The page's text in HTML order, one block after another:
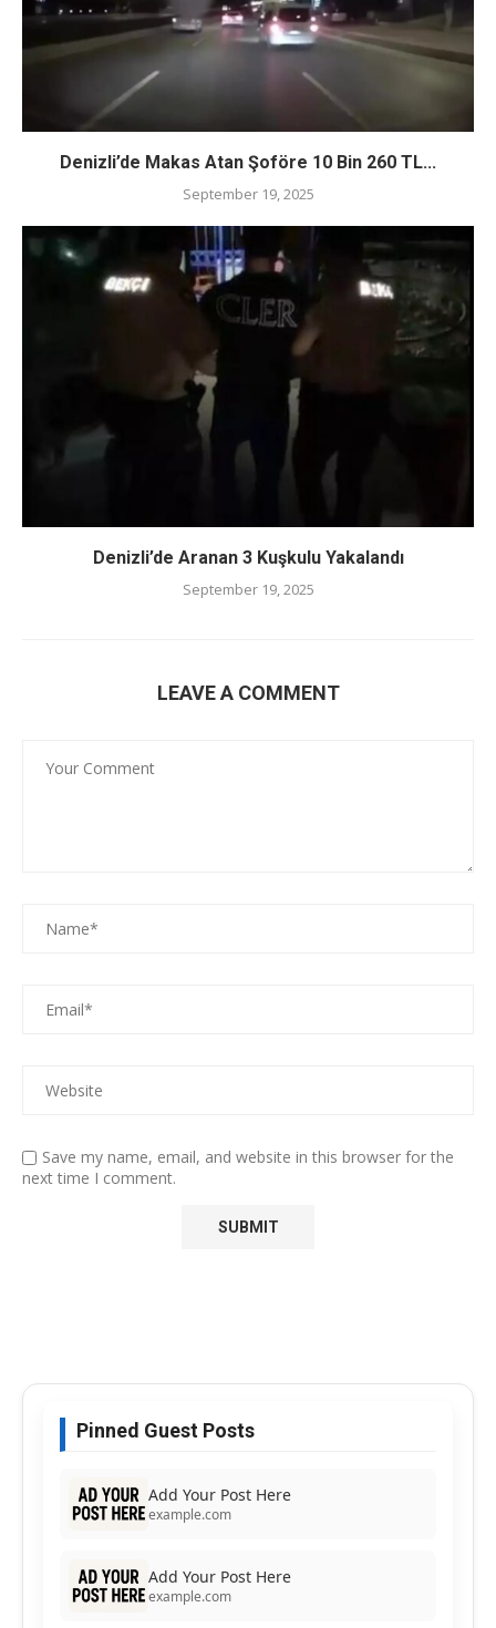
Denizli’de Makas Atan Şoföre 10 Bin 260 TL...
September 19, 2025
Denizli’de Aranan 3 Kuşkulu Yakalandı
September 19, 2025
LEAVE A COMMENT
Save my name, email, and website in this browser for the
next time I comment.
Pinned Guest Posts
Add Your Post Here
example.com
Add Your Post Here
example.com